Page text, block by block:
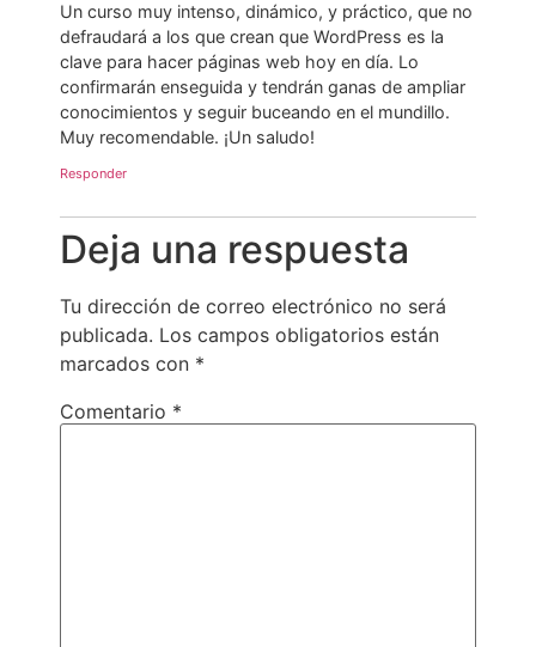
Un curso muy intenso, dinámico, y práctico, que no
defraudará a los que crean que WordPress es la
clave para hacer páginas web hoy en día. Lo
confirmarán enseguida y tendrán ganas de ampliar
conocimientos y seguir buceando en el mundillo.
Muy recomendable. ¡Un saludo!
Responder
Deja una respuesta
Tu dirección de correo electrónico no será
publicada. Los campos obligatorios están
marcados con *
Comentario *